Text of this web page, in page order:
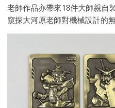
老師作品亦帶來18件大師親自
窺探大河原老師對機械設計的無